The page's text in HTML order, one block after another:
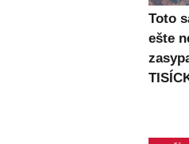
Toto
ešte